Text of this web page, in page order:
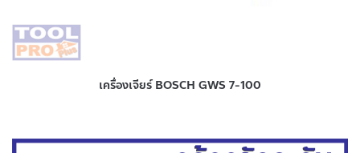
เครื่องเจียร์ BOSCH GWS 7-100